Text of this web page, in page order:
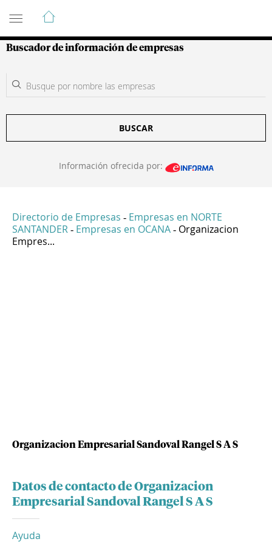
Guía de Empresas Colombianas
Buscador de información de empresas
BUSCAR
Información ofrecida por:
Directorio de Empresas - Empresas en NORTE
SANTANDER - Empresas en OCANA - Organizacion
Empres...
Organizacion Empresarial Sandoval Rangel S A S
Datos de contacto de Organizacion
Empresarial Sandoval Rangel S A S
Ayuda